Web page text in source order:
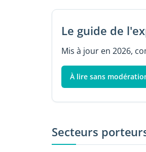
Le guide de
Mis à jour en 2026,
À lire sans
Secteurs